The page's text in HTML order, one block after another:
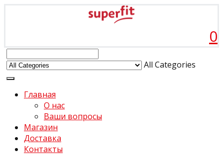
0
All Categories
Главная
О нас
Ваши вопросы
Магазин
Доставка
Контакты